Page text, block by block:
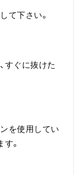
て下さい。
すぐに抜けた
を使用してい
。